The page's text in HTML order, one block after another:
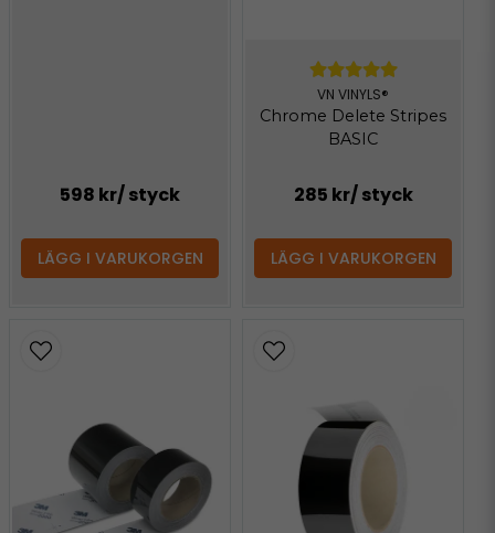
598 kr/ styck
LÄGG I VARUKORGEN
VN VINYLS®
Chrome Delete Stripes
BASIC
285 kr/ styck
LÄGG I VARUKORGEN